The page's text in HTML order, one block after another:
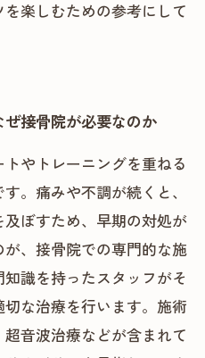
楽しむための参考にして
接骨院が必要なのか
やトレーニングを重ねる
。痛みや不調が続くと、
ぼすため、早期の対処が
、接骨院での専門的な施
識を持ったスタッフがそ
な治療を行います。施術
音波治療などが含まれて